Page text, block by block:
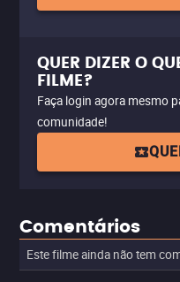
QUER DIZER O
FILME?
Faça login agora mesmo
comunidade!
Comentários
Este filme ainda não tem